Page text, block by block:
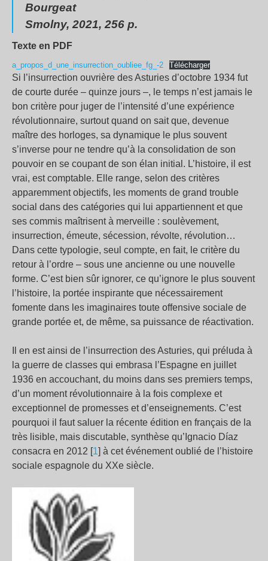
Bourgeat
Smolny, 2021, 256 p.
Texte en PDF
a_propos_d_une_insurrection_oubliee_fg_-2 Télécharger
Si l’insurrection ouvrière des Asturies d’octobre 1934 fut
de courte durée – quinze jours –, le temps n’est jamais le
bon critère pour juger de l’intensité d’une expérience
révolutionnaire, surtout quand on sait que, devenue
maître des horloges, sa dynamique le plus souvent
s’inverse pour ne tendre qu’à la consolidation de son
pouvoir en se coupant de son élan initial. L’histoire, il est
vrai, est comptable. Elle range, selon des critères
apparemment objectifs, les moments de grand trouble
social dans des catégories qui lui appartiennent et que
ses commis maîtrisent à merveille : soulèvement,
insurrection, émeute, sécession, révolte, révolution…
Dans cette typologie, seul compte, en fait, le critère du
retour à l’ordre – sous une ancienne ou une nouvelle
forme. C’est bien sûr ignorer, ce qu’ignore le plus souvent
l’histoire, la portée inspirante que nécessairement
fomente dans les imaginaires toute offensive sociale de
grande portée et, de même, sa puissance de réactivation.
Il en est ainsi de l’insurrection des Asturies, qui préluda à
la guerre de classes qui embrasa l’Espagne en juillet
1936 en accouchant, du moins dans ses premiers temps,
d’un moment révolutionnaire à la fois complexe et
exceptionnel de promesses et d’enseignements. C’est
pourquoi il faut saluer la récente édition en français de la
très lisible, mais discutable, synthèse qu’Ignacio Díaz
consacra en 2012 [1] à cet événement oublié de l’histoire
sociale espagnole du XXe siècle.